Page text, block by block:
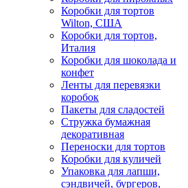
Коробки для тортов
Wilton, США
Коробки для тортов,
Италия
Коробки для шоколада и
конфет
Ленты для перевязки
коробок
Пакеты для сладостей
Стружка бумажная
декоративная
Переноски для тортов
Коробки для куличей
Упаковка для лапши,
сэндвичей, бургеров,